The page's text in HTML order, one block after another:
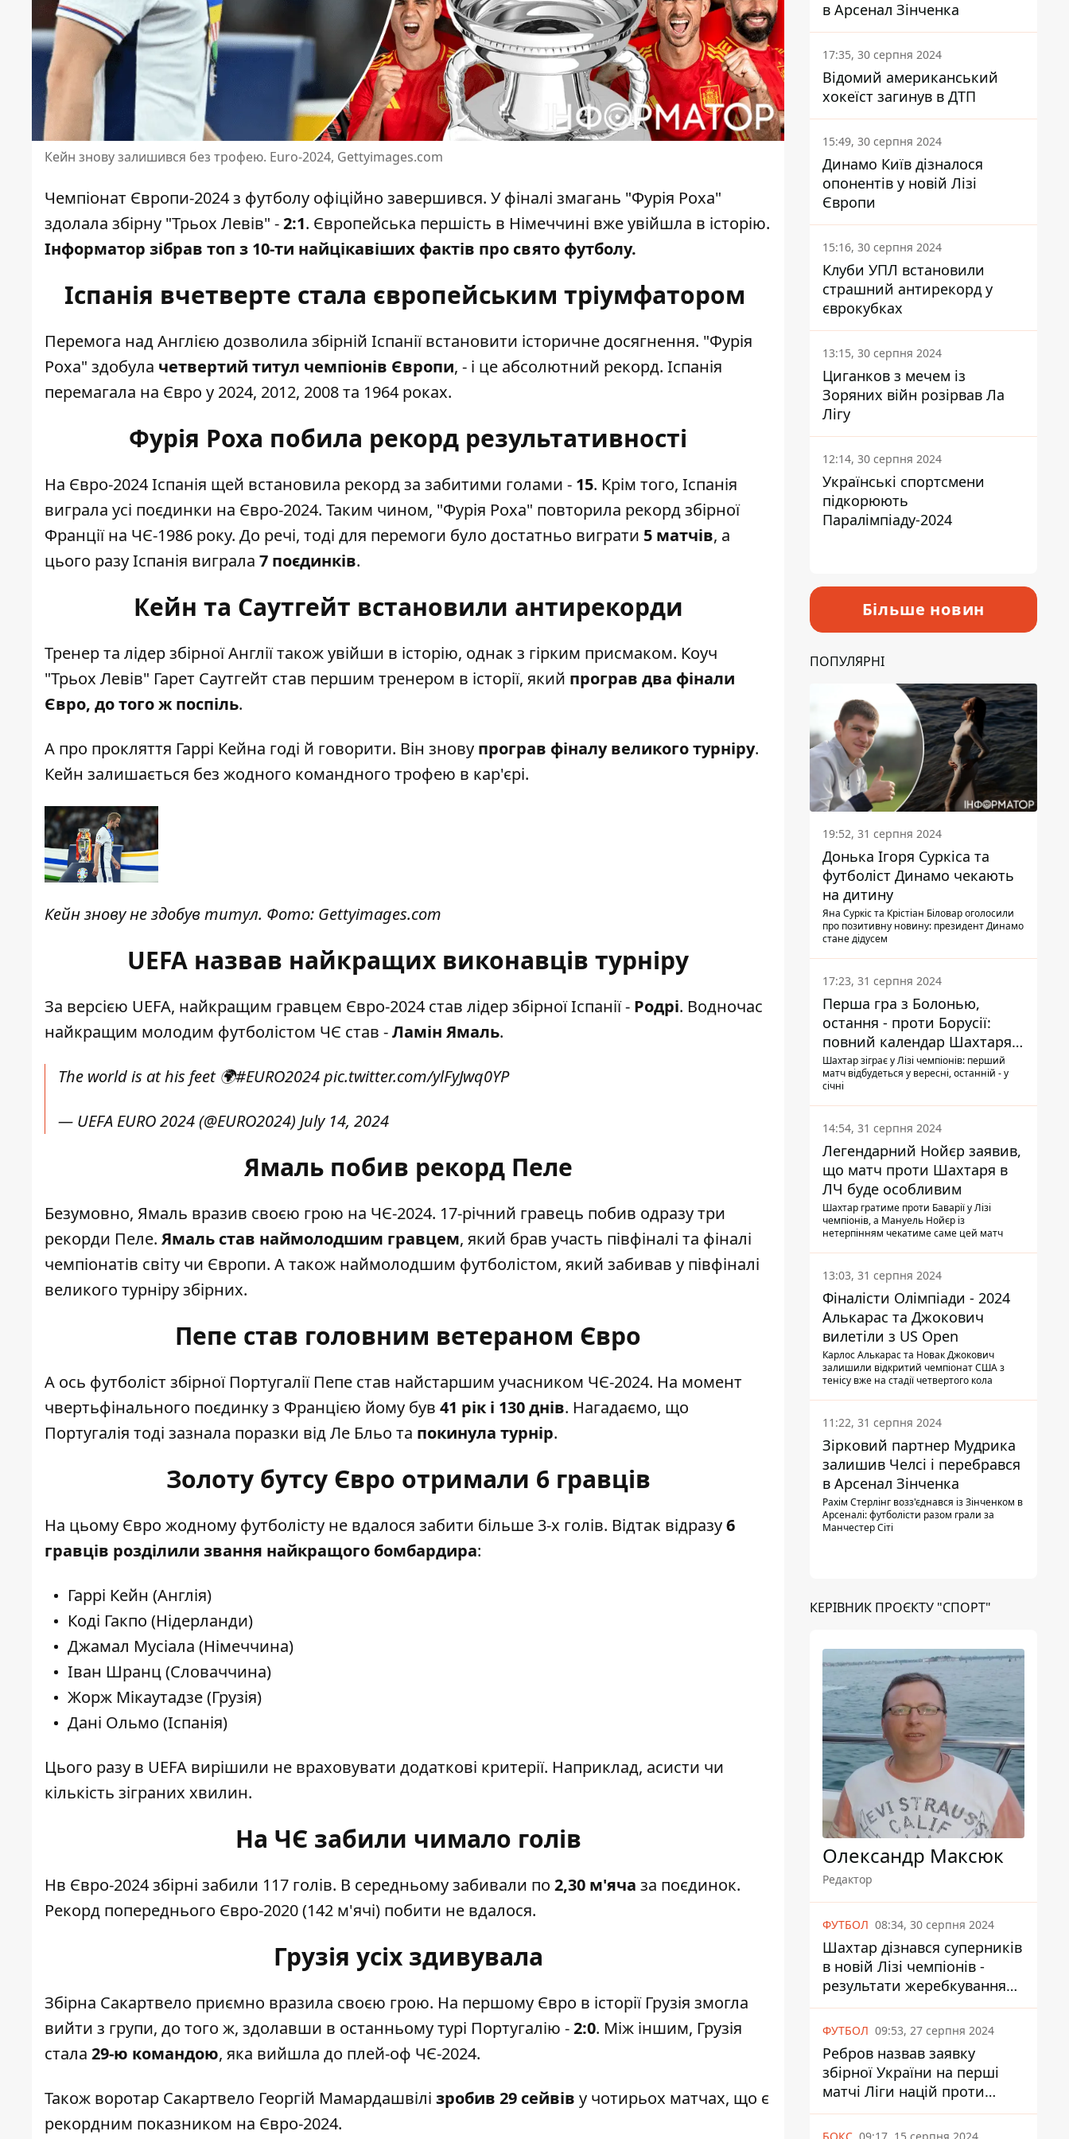
Кейн знову залишився без трофею. Euro-2024, Gettyimages.com
Чемпіонат Європи-2024 з футболу офіційно завершився. У фіналі змагань "Фурія Роха"
здолала збірну "Трьох Левів" -2:1. Європейська першість в Німеччині вже увійшла в історію.
Інформатор зібрав топ з 10-ти найцікавіших фактів про свято футболу.
Іспанія вчетверте стала європейським тріумфатором
Перемога над Англією дозволила збірній Іспанії встановити історичне досягнення. "Фурія
Роха" здобула четвертий титул чемпіонів Європи, - і це абсолютний рекорд. Іспанія
перемагала на Євро у 2024, 2012, 2008 та 1964 роках.
Фурія Роха побила рекорд результативності
На Євро-2024 Іспанія щей встановила рекорд за забитими голами - 15. Крім того, Іспанія
виграла усі поєдинки на Євро-2024. Таким чином, "Фурія Роха" повторила рекорд збірної
Франції на ЧЄ-1986 року. До речі, тоді для перемоги було достатньо виграти 5 матчів, а
цього разу Іспанія виграла 7 поєдинків.
Кейн та Саутгейт встановили антирекорди
Тренер та лідер збірної Англії також увійши в історію, однак з гірким присмаком. Коуч
"Трьох Левів" Гарет Саутгейт став першим тренером в історії, який програв два фінали
Євро, до того ж поспіль.
А про прокляття Гаррі Кейна годі й говорити. Він знову програв фіналу великого турніру.
Кейн залишається без жодного командного трофею в кар'єрі.
Кейн знову не здобув титул. Фото: Gettyimages.com
UEFA назвав найкращих виконавців турніру
За версією UEFA, найкращим гравцем Євро-2024 став лідер збірної Іспанії - Родрі. Водночас
найкращим молодим футболістом ЧЄ став -Ламін Ямаль.
The world is at his feet 🌍#EURO2024pic.twitter.com/ylFyJwq0YP
— UEFA EURO 2024 (@EURO2024) July 14, 2024
Ямаль побив рекорд Пеле
Безумовно, Ямаль вразив своєю грою на ЧЄ-2024. 17-річний гравець побив одразу три
рекорди Пеле. Ямаль став наймолодшим гравцем, який брав участь півфіналі та фіналі
чемпіонатів світу чи Європи. А також наймолодшим футболістом, який забивав у півфіналі
великого турніру збірних.
Пепе став головним ветераном Євро
А ось футболіст збірної Португалії Пепе став найстаршим учасником ЧЄ-2024. На момент
чвертьфінального поєдинку з Францією йому був 41 рік і 130 днів. Нагадаємо, що
Португалія тоді зазнала поразки від Ле Бльо та покинула турнір.
Золоту бутсу Євро отримали 6 гравців
На цьому Євро жодному футболісту не вдалося забити більше 3-х голів. Відтак відразу6
гравців розділили звання найкращого бомбардира:
Гаррі Кейн (Англія)
Коді Гакпо (Нідерланди)
Джамал Мусіала (Німеччина)
Іван Шранц (Словаччина)
Жорж Мікаутадзе (Грузія)
Дані Ольмо (Іспанія)
Цього разу в UEFA вирішили не враховувати додаткові критерії. Наприклад, асисти чи
кількість зіграних хвилин.
На ЧЄ забили чимало голів
Нв Євро-2024збірні забили 117 голів. В середньому забивали по 2,30 м'яча за поєдинок.
Рекорд попереднього Євро-2020 (142 м'ячі) побити не вдалося.
Грузія усіх здивувала
Збірна Сакартвело приємно вразила своєю грою. На першому Євро в історії Грузія змогла
вийти з групи, до того ж, здолавши в останньому турі Португалію -2:0. Між іншим, Грузія
стала 29-ю командою, яка вийшла до плей-оф ЧЄ-2024.
Також воротар Сакартвело Георгій Мамардашвілі зробив 29 сейвів у чотирьох матчах, що є
рекордним показником на Євро-2024.
в Арсенал Зінченка
17:35, 30 серпня 2024
Відомий американський
хокеїст загинув в ДТП
15:49, 30 серпня 2024
Динамо Київ дізналося
опонентів у новій Лізі
Європи
15:16, 30 серпня 2024
Клуби УПЛ встановили
страшний антирекорд у
єврокубках
13:15, 30 серпня 2024
Циганков з мечем із
Зоряних війн розірвав Ла
Лігу
12:14, 30 серпня 2024
Українські спортсмени
підкорюють
Паралімпіаду-2024
Більше новин
ПОПУЛЯРНІ
19:52, 31 серпня 2024
Донька Ігоря Суркіса та
футболіст Динамо чекають
на дитину
Яна Суркіс та Крістіан Біловар оголосили
про позитивну новину: президент Динамо
стане дідусем
17:23, 31 серпня 2024
Перша гра з Болонью,
остання - проти Борусії:
повний календар Шахтаря в
новій ЛЧ
Шахтар зіграє у Лізі чемпіонів: перший
матч відбудеться у вересні, останній - у
січні
14:54, 31 серпня 2024
Легендарний Нойєр заявив,
що матч проти Шахтаря в
ЛЧ буде особливим
Шахтар гратиме проти Баварії у Лізі
чемпіонів, а Мануель Нойєр із
нетерпінням чекатиме саме цей матч
13:03, 31 серпня 2024
Фіналісти Олімпіади - 2024
Алькарас та Джокович
вилетіли з US Open
Карлос Алькарас та Новак Джокович
залишили відкритий чемпіонат США з
тенісу вже на стадії четвертого кола
11:22, 31 серпня 2024
Зірковий партнер Мудрика
залишив Челсі і перебрався
в Арсенал Зінченка
Рахім Стерлінг возз'єднався із Зінченком в
Арсеналі: футболісти разом грали за
Манчестер Сіті
КЕРІВНИК ПРОЄКТУ "СПОРТ"
Олександр Максюк
Редактор
ФУТБОЛ 08:34, 30 серпня 2024
Шахтар дізнався суперників
в новій Лізі чемпіонів -
результати жеребкування
UEFA
ФУТБОЛ 09:53, 27 серпня 2024
Ребров назвав заявку
збірної України на перші
матчі Ліги націй проти
Албанії та Чехії
БОКС 09:17, 15 серпня 2024